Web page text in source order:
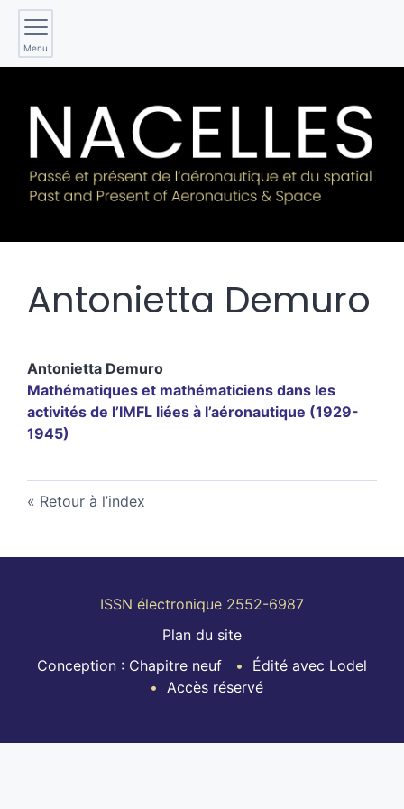
Menu
Antonietta Demuro
Antonietta Demuro
Mathématiques et mathématiciens dans les
activités de l’IMFL liées à l’aéronautique (1929-
1945)
Retour à l’index
ISSN électronique 2552-6987
Plan du site
Conception : Chapitre neuf
Édité avec Lodel
Accès réservé